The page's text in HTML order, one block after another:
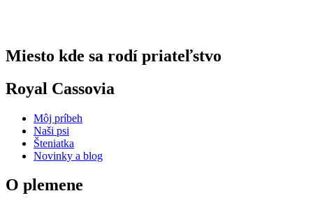
Miesto kde sa rodí priateľstvo
Royal Cassovia
Môj príbeh
Naši psi
Šteniatka
Novinky a blog
O plemene